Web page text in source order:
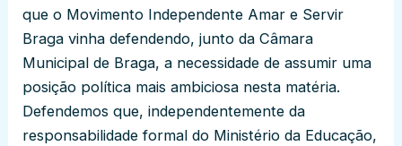
que o Movimento Independente Amar e Servir
Braga vinha defendendo, junto da Câmara
Municipal de Braga, a necessidade de assumir uma
posição política mais ambiciosa nesta matéria.
Defendemos que, independentemente da
responsabilidade formal do Ministério da Educação,